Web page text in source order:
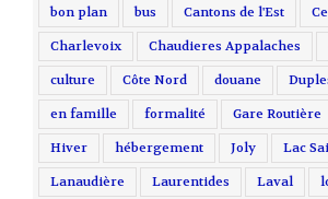
bon plan bus Cantons de l'Est
Charlevoix Chaudieres Appalaches
culture Côte Nord douane
en famille formalité Gare Routière
Hiver hébergement Joly Lac
Lanaudière Laurentides Laval